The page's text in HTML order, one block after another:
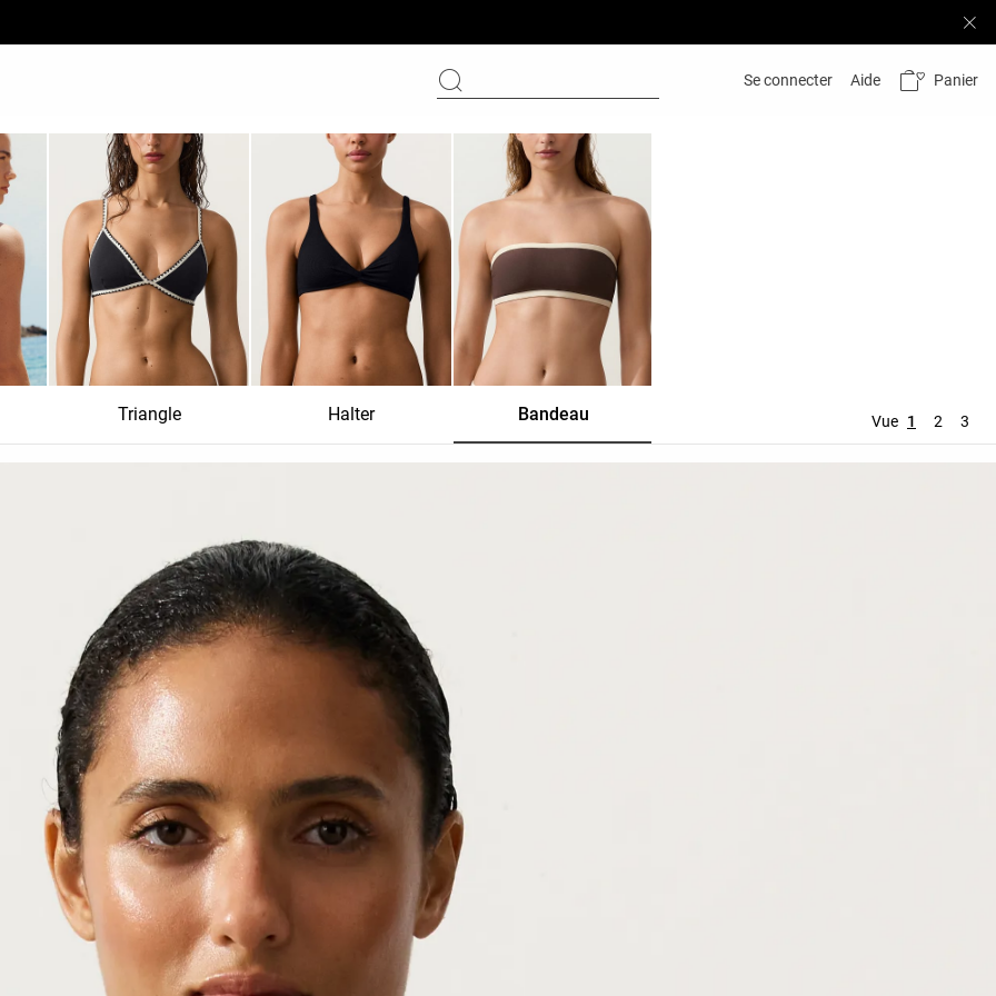
Se connecter Aide Panier
Triangle Halter Bandeau Vue 1 2 3